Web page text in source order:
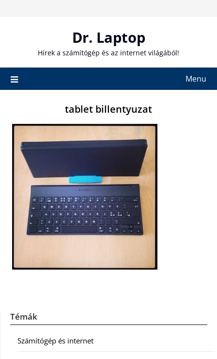
Dr. Laptop
Hírek a számítógép és az internet világából!
Menu
tablet billentyuzat
Témák
Számítógép és internet